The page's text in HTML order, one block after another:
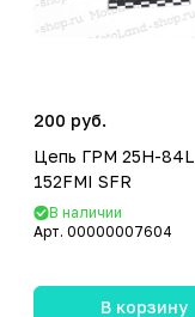
200 руб.
Цепь ГРМ 25H-84L
152FMI SFR
В наличии
Арт. 00000007604
В корзину